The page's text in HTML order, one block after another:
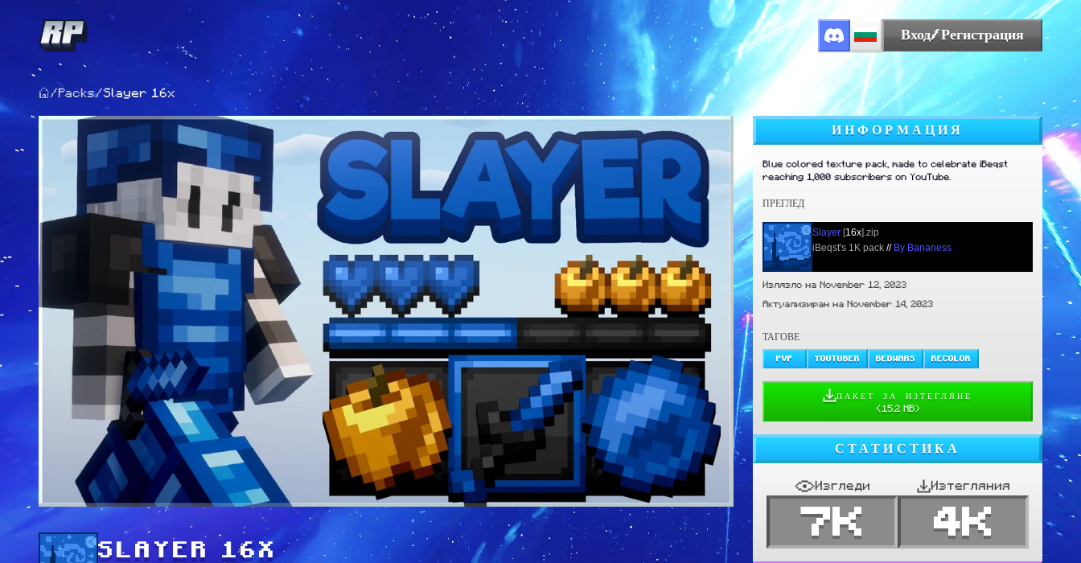
Вход/Регистрация
/ Packs/Slayer 16x
SLAYER 16X
ИНФОРМАЦИЯ
Blue colored texture pack, made to celebrate iBeqst
reaching 1,000 subscribers on YouTube.
ПРЕГЛЕД
Slayer [16x].zip
iBeqst's 1K pack // By Bananess
Излязло на November 12, 2023
Актуализиран на November 14, 2023
ТАГОВЕ
PVP YOUTUBER BEDWARS RECOLOR
ПАКЕТ ЗА ИЗТЕГЛЯНЕ
(15.2 MB)
СТАТИСТИКА
Изгледи
7K
Изтегляния
4K